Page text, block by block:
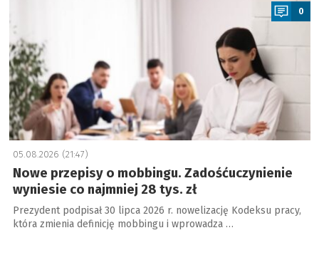
0
05.08.2026 (21:47)
Nowe przepisy o mobbingu. Zadośćuczynienie
wyniesie co najmniej 28 tys. zł
Prezydent podpisał 30 lipca 2026 r. nowelizację Kodeksu pracy,
która zmienia definicję mobbingu i wprowadza …